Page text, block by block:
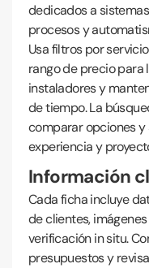
dedicados a
procesos y
Usa filtros por
rango de precio para
instaladores y
de tiempo. La
comparar opciones y
experiencia y
Información
Cada ficha incluye
de clientes,
verificación in situ.
presupuestos y